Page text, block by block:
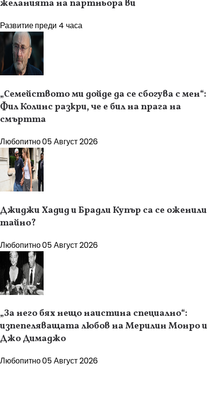
желанията на партньора ви
Развитиепреди 4 часа
„Семейството ми дойде да се сбогува с мен“:
Фил Колинс разкри, че е бил на прага на
смъртта
Любопитно05 Август 2026
Джиджи Хадид и Брадли Купър са се оженили
тайно?
Любопитно05 Август 2026
„За него бях нещо наистина специално“:
изпепеляващата любов на Мерилин Монро и
Джо Димаджо
Любопитно05 Август 2026